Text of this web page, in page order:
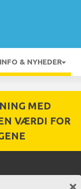
INFO & NYHEDER
MED
VÆRDI FOR